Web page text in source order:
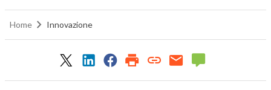
Home Innovazione